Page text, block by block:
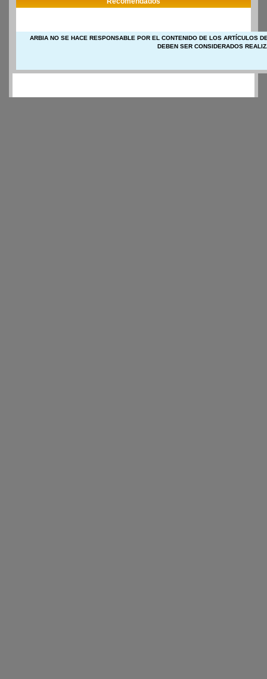
ARBIA NO SE HACE RESPONSABLE POR EL CONTENIDO DE LOS ARTÍCULOS
DEBEN SER CONSIDERADOS